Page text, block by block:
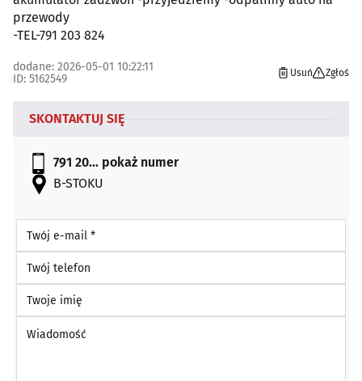
przewody
-TEL-791 203 824
dodane: 2026-05-01 10:22:11
ID: 5162549
Usuń Zgłoś
SKONTAKTUJ SIĘ
791 20... pokaż numer
B-STOKU